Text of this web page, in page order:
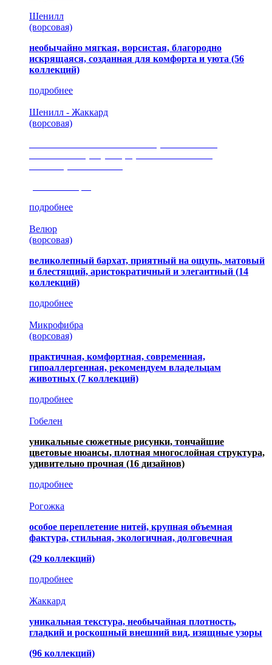
Шенилл
(ворсовая)
необычайно мягкая, ворсистая, благородно
искрящаяся, созданная для комфорта и уюта (56
коллекций)
подробнее
Шенилл - Жаккард
(ворсовая)
подробнее
Велюр
(ворсовая)
великолепный бархат, приятный на ощупь, матовый
и блестящий, аристократичный и элегантный (14
коллекций)
подробнее
Микрофибра
(ворсовая)
практичная, комфортная, современная,
гипоаллергенная, рекомендуем владельцам
животных (7 коллекций)
подробнее
Гобелен
уникальные сюжетные рисунки, тончайшие
цветовые нюансы, плотная многослойная структура,
удивительно прочная (16 дизайнов)
подробнее
Рогожка
особое переплетение нитей, крупная объемная
фактура, стильная, экологичная, долговечная
(29 коллекций)
подробнее
Жаккард
уникальная текстура, необычайная плотность,
гладкий и роскошный внешний вид, изящные узоры
(96 коллекций)